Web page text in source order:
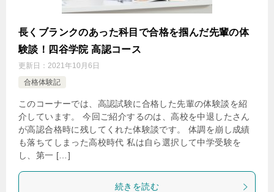
長くブランクのあった科目で合格を掴んだ先輩の体
験談！四谷学院 高認コース
更新日： 2021年10月6日
合格体験記
このコーナーでは、高認試験に合格した先輩の体験談を紹
介しています。 今回ご紹介するのは、高校を中退したさん
が高認合格時に残してくれた体験談です。 体調を崩し成績
も落ちてしまった高校時代 私は自ら選択して中学受験を
し、第一 […]
続きを読む